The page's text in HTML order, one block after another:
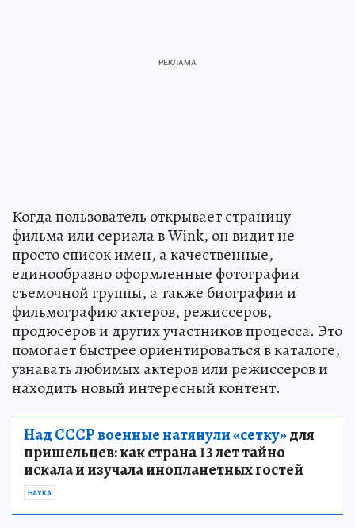
Когда пользователь открывает страницу
фильма или сериала в Wink, он видит не
просто список имен, а качественные,
единообразно оформленные фотографии
съемочной группы, а также биографии и
фильмографию актеров, режиссеров,
продюсеров и других участников процесса. Это
помогает быстрее ориентироваться в каталоге,
узнавать любимых актеров или режиссеров и
находить новый интересный контент.
Над СССР военные натянули «сетку»для
пришельцев: как страна 13 лет тайно
искала и изучала инопланетных гостей
НАУКА